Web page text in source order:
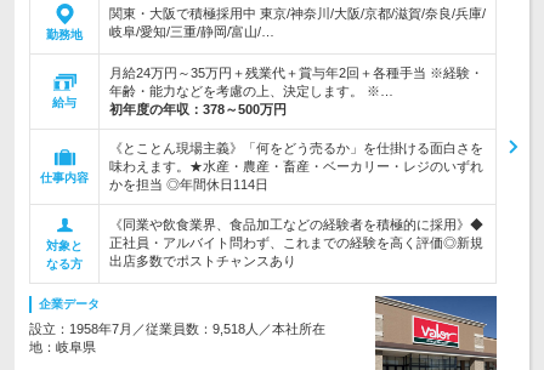
勤務地
関東・大阪で積極採用中 東京/神奈川/大阪/京都/滋賀/奈良/兵庫/
岐阜/愛知/三重/静岡/富山/…
給与
月給24万円～35万円＋残業代＋賞与年2回＋各種手当 ※経験・
年齢・能力などを考慮の上、決定します。 ※…
初年度の年収： 378～500万円
仕事内容
《とことん現場主義》「何をどう売るか」を仕掛ける面白さを
味わえます。★水産・農産・畜産・ベーカリー・レジのいずれ
かを担当 ◎年間休日114日
対象と
なる方
《同業や飲食業界、食品加工などの経験者を積極的に採用》◆
正社員・アルバイト問わず、これまでの経験を高く評価◎新規
出店多数でポストチャンスあり
企業データ
設立：1958年7月／従業員数：9,518人／本社所在
地：岐阜県